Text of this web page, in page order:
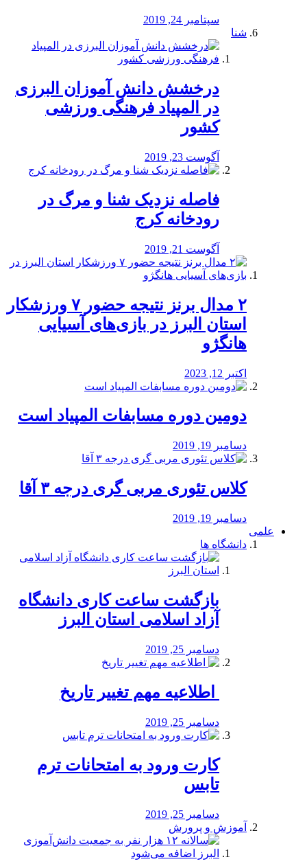
سپتامبر 24, 2019
شنا
درخشش دانش آموزان البرزی
در المپیاد فرهنگی ورزشی
کشور
آگوست 23, 2019
️فاصله نزدیک شنا و مرگ در
رودخانه کرج
آگوست 21, 2019
۲ مدال برنز نتیجه حضور ۷ ورزشکار
استان البرز در بازی‌های آسیایی
هانگژو
اکتبر 12, 2023
دومین دوره مسابفات المپیاد است
دسامبر 19, 2019
کلاس تئوری مربی گری درجه ۳ آقا
دسامبر 19, 2019
علمی
دانشگاه ها
بازگشت ساعت کاری دانشگاه
آزاد اسلامی استان البرز
دسامبر 25, 2019
️ اطلاعیه مهم تغییر تاریخ
دسامبر 25, 2019
کارت ورود به امتحانات ترم
تابس
دسامبر 25, 2019
آموزش و پرورش